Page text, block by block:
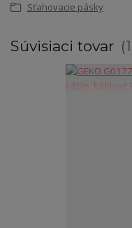
Sťahovacie pásky
Súvisiaci tovar 1